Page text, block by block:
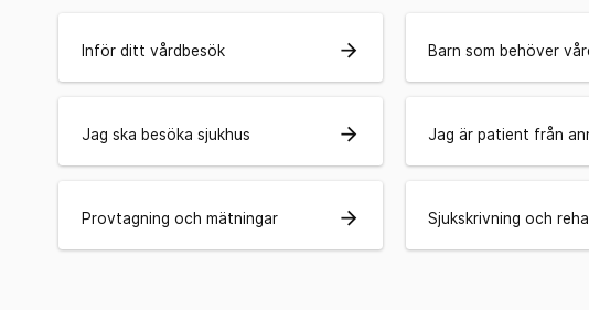
Inför ditt vårdbesök arrow_forward Barn som behöver
Jag ska besöka sjukhus arrow_forward Jag är patient från
Provtagning och mätningar arrow_forward Sjukskrivning och